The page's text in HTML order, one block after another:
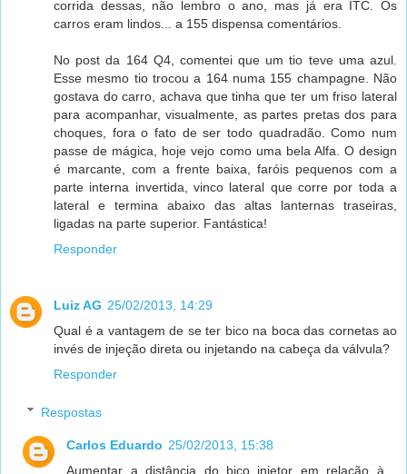
corrida dessas, não lembro o ano, mas já era ITC. Os
carros eram lindos... a 155 dispensa comentários.
No post da 164 Q4, comentei que um tio teve uma azul.
Esse mesmo tio trocou a 164 numa 155 champagne. Não
gostava do carro, achava que tinha que ter um friso lateral
para acompanhar, visualmente, as partes pretas dos para
choques, fora o fato de ser todo quadradão. Como num
passe de mágica, hoje vejo como uma bela Alfa. O design
é marcante, com a frente baixa, faróis pequenos com a
parte interna invertida, vinco lateral que corre por toda a
lateral e termina abaixo das altas lanternas traseiras,
ligadas na parte superior. Fantástica!
Responder
Luiz AG 25/02/2013, 14:29
Qual é a vantagem de se ter bico na boca das cornetas ao
invés de injeção direta ou injetando na cabeça da válvula?
Responder
Respostas
Carlos Eduardo 25/02/2013, 15:38
Aumentar a distância do bico injetor em relação à